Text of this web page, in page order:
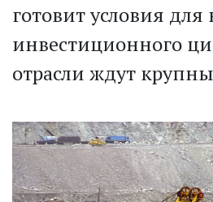
готовит условия для
инвестиционного
отрасли ждут